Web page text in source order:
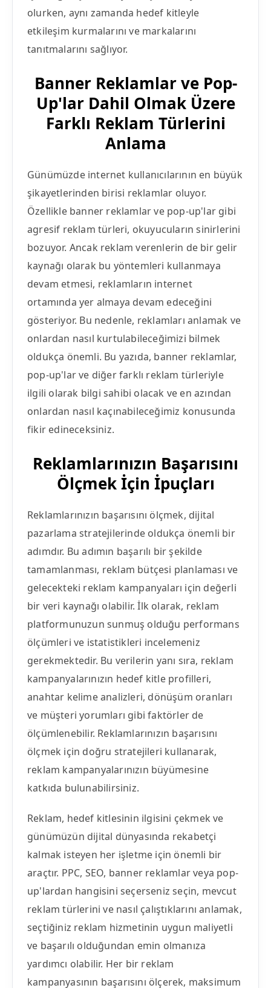
olurken, aynı zamanda hedef kitleyle
etkileşim kurmalarını ve markalarını
tanıtmalarını sağlıyor.
Banner Reklamlar ve Pop-
Up'lar Dahil Olmak Üzere
Farklı Reklam Türlerini
Anlama
Günümüzde internet kullanıcılarının en büyük
şikayetlerinden birisi reklamlar oluyor.
Özellikle banner reklamlar ve pop-up'lar gibi
agresif reklam türleri, okuyucuların sinirlerini
bozuyor. Ancak reklam verenlerin de bir gelir
kaynağı olarak bu yöntemleri kullanmaya
devam etmesi, reklamların internet
ortamında yer almaya devam edeceğini
gösteriyor. Bu nedenle, reklamları anlamak ve
onlardan nasıl kurtulabileceğimizi bilmek
oldukça önemli. Bu yazıda, banner reklamlar,
pop-up'lar ve diğer farklı reklam türleriyle
ilgili olarak bilgi sahibi olacak ve en azından
onlardan nasıl kaçınabileceğimiz konusunda
fikir edineceksiniz.
Reklamlarınızın Başarısını
Ölçmek İçin İpuçları
Reklamlarınızın başarısını ölçmek, dijital
pazarlama stratejilerinde oldukça önemli bir
adımdır. Bu adımın başarılı bir şekilde
tamamlanması, reklam bütçesi planlaması ve
gelecekteki reklam kampanyaları için değerli
bir veri kaynağı olabilir. İlk olarak, reklam
platformunuzun sunmuş olduğu performans
ölçümleri ve istatistikleri incelemeniz
gerekmektedir. Bu verilerin yanı sıra, reklam
kampanyalarınızın hedef kitle profilleri,
anahtar kelime analizleri, dönüşüm oranları
ve müşteri yorumları gibi faktörler de
ölçümlenebilir. Reklamlarınızın başarısını
ölçmek için doğru stratejileri kullanarak,
reklam kampanyalarınızın büyümesine
katkıda bulunabilirsiniz.
Reklam, hedef kitlesinin ilgisini çekmek ve
günümüzün dijital dünyasında rekabetçi
kalmak isteyen her işletme için önemli bir
araçtır. PPC, SEO, banner reklamlar veya pop-
up'lardan hangisini seçerseniz seçin, mevcut
reklam türlerini ve nasıl çalıştıklarını anlamak,
seçtiğiniz reklam hizmetinin uygun maliyetli
ve başarılı olduğundan emin olmanıza
yardımcı olabilir. Her bir reklam
kampanyasının başarısını ölçerek, maksimum